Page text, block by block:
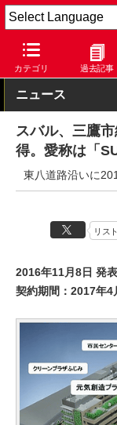
カテゴリ 過去記事
Car Watch 自動車
ニュース
スバル、三鷹
得。愛称は「
東八道路沿いに
リスト
2016年11月8日 発表
契約期間：2017年4